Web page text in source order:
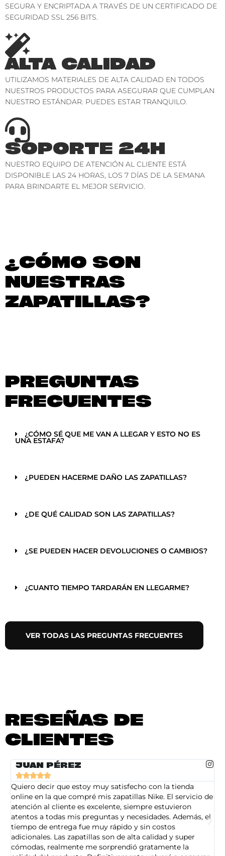
SEGURA Y ENCRIPTADA A TRAVÉS DE UN CERTIFICADO DE
SEGURIDAD SSL 256 BITS.
ALTA CALIDAD
UTILIZAMOS MATERIALES DE ALTA CALIDAD EN TODOS
NUESTROS PRODUCTOS PARA ASEGURAR QUE CUMPLAN
NUESTRO ESTÁNDAR. PUEDES ESTAR TRANQUILO.
SOPORTE 24H
NUESTRO EQUIPO DE ATENCIÓN AL CLIENTE ESTÁ
DISPONIBLE LAS 24 HORAS, LOS 7 DÍAS DE LA SEMANA
PARA BRINDARTE EL MEJOR SERVICIO.
¿CÓMO SON
NUESTRAS
ZAPATILLAS?
PREGUNTAS
FRECUENTES
¿CÓMO SÉ QUE ME VAN A LLEGAR Y ESTO NO ES
UNA ESTAFA?
¿PUEDEN HACERME DAÑO LAS ZAPATILLAS?
¿DE QUÉ CALIDAD SON LAS ZAPATILLAS?
¿SE PUEDEN HACER DEVOLUCIONES O CAMBIOS?
¿CUANTO TIEMPO TARDARÁN EN LLEGARME?
VER TODAS LAS PREGUNTAS FRECUENTES
RESEÑAS DE
CLIENTES
JUAN PÉREZ

Quiero decir que estoy muy satisfecho con la tienda
online en la que compré mis zapatillas Nike. El servicio de
atención al cliente es excelente, siempre estuvieron
atentos a todas mis preguntas y necesidades. Además, el
tiempo de entrega fue muy rápido y sin costos
adicionales. Las zapatillas son de alta calidad y super
cómodas, realmente me sorprendió gratamente la